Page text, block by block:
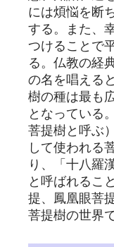
には煩悩を断
する。また、
つけることで
る。仏教の経
の名を唱える
樹の種は最も
となっている
菩提樹と呼ぶ
して使われる
り、「十八羅
と呼ばれるこ
提、鳳凰眼菩
菩提樹の世界